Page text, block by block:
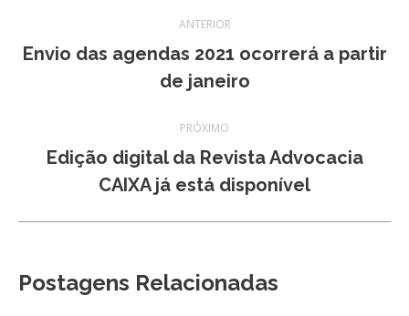
de
ANTERIOR
Post
anterior:
Envio das agendas 2021 ocorrerá a partir
de janeiro
PRÓXIMO
Próximo
post:
Edição digital da Revista Advocacia
CAIXA já está disponível
Postagens Relacionadas